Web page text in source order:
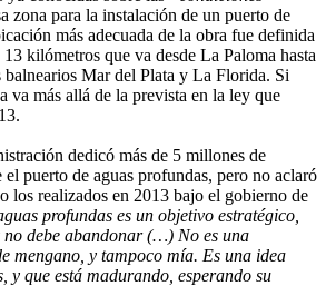
zona para la instalación de un puerto de
más adecuada de la obra fue definida
kilómetros que va desde La Paloma hasta
Mar del Plata y La Florida. Si
va más allá de la prevista en la ley que
dedicó más de 5 millones de
el puerto de aguas profundas, pero no aclaró
los realizados en 2013 bajo el gobierno de
profundas es un objetivo estratégico,
debe abandonar (…) No es una
mengano, y tampoco mía. Es una idea
y que está madurando, esperando su